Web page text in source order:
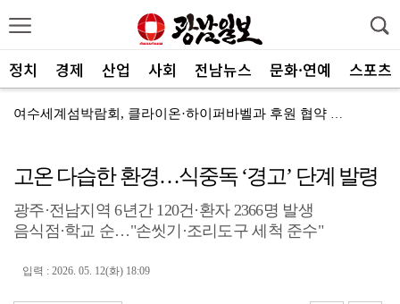
정치 경제 산업 사회 전남뉴스 문화·연예 스포츠
여수세계섬박람회, 클라이온·하이퍼바벨과 후원 협약 체결
광주FC, 레전드 예우 문화 뿌리내린다
전남도체육회, 유소년 스포츠 인재 육성 박차
고온 다습한 환경…식중독 ‘경고’ 단계 발령
광주·전남지역 6년간 120건·환자 2366명 발생
음식점·학교 순…"손씻기·조리도구 세척 준수"
입력 : 2026. 05. 12(화) 18:09